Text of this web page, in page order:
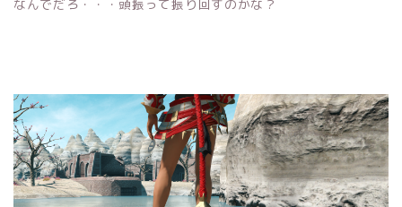
なんでだろ・・・頭振って振り回すのかな？